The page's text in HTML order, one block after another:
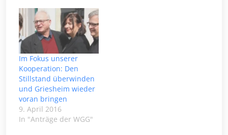
Stadtparlaments ein
gutes Jahr 2018. Zu
diesem Anlass - und
weil es hier gut
hinpasst -
veröffentlichen wir als
unseren Neujahrsgruß
die Haushaltsrede der
WGG-Fraktion,
vorgetragen in der
Stadtverordnetenversammlung…
Im Fokus unserer
Kooperation: Den
Stillstand überwinden
und Griesheim wieder
voran bringen
9. April 2016
In "Anträge der WGG"